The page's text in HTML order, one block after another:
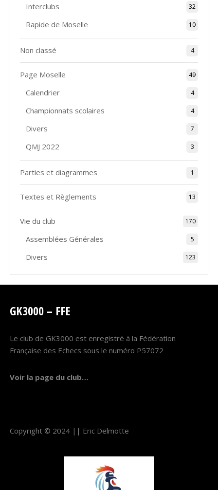
Interclubs 32
Rapide de Moselle 10
Non classé 4
Page Moselle 49
Calendrier 4
Championnats scolaires 4
Divers 7
QMJ 2022 3
Parties et diagrammes 1
Textes et Règlements 13
Vie du club 170
Assemblées Générales 5
Divers 123
GK3000 – FFE
Le club de GK3000 est enregistré à la Fédération
Française des Echecs sous le numéro P57072
Voir la page du club…
Copyright © 2024 || Eric Delmotte